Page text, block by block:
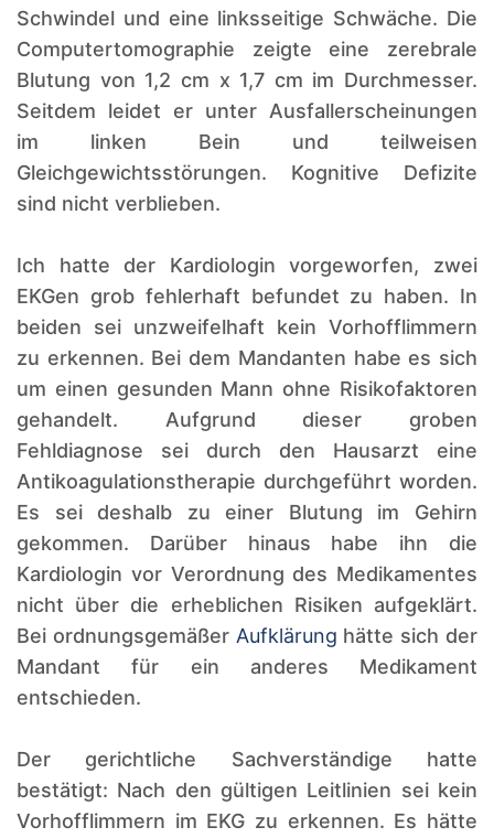
Schwindel und eine linksseitige Schwäche. Die
Computertomographie zeigte eine zerebrale
Blutung von 1,2 cm x 1,7 cm im Durchmesser.
Seitdem leidet er unter Ausfallerscheinungen
im linken Bein und teilweisen
Gleichgewichtsstörungen. Kognitive Defizite
sind nicht verblieben.
Ich hatte der Kardiologin vorgeworfen, zwei
EKGen grob fehlerhaft befundet zu haben. In
beiden sei unzweifelhaft kein Vorhofflimmern
zu erkennen. Bei dem Mandanten habe es sich
um einen gesunden Mann ohne Risikofaktoren
gehandelt. Aufgrund dieser groben
Fehldiagnose sei durch den Hausarzt eine
Antikoagulationstherapie durchgeführt worden.
Es sei deshalb zu einer Blutung im Gehirn
gekommen. Darüber hinaus habe ihn die
Kardiologin vor Verordnung des Medikamentes
nicht über die erheblichen Risiken aufgeklärt.
Bei ordnungsgemäßer Aufklärung hätte sich der
Mandant für ein anderes Medikament
entschieden.
Der gerichtliche Sachverständige hatte
bestätigt: Nach den gültigen Leitlinien sei kein
Vorhofflimmern im EKG zu erkennen. Es hätte